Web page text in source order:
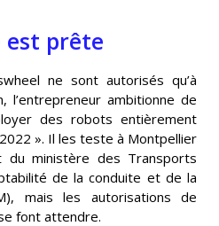
est prête
ne sont autorisés qu’à
l’entrepreneur ambitionne de
des robots entièrement
». Il les teste à Montpellier
ministère des Transports
de la conduite et de la
mais les autorisations de
font attendre.